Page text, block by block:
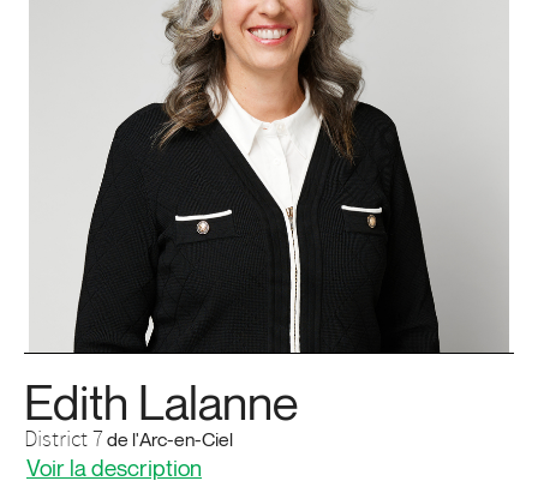
Edith Lalanne
District 7de l'Arc-en-Ciel
Voir la description